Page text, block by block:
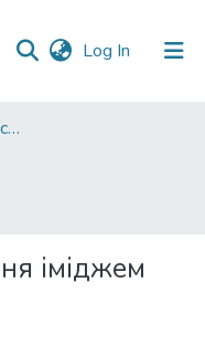
Log In (current)
Навчально-науковий інститут економіки, управління, права та інформаційних технологій
іміджем